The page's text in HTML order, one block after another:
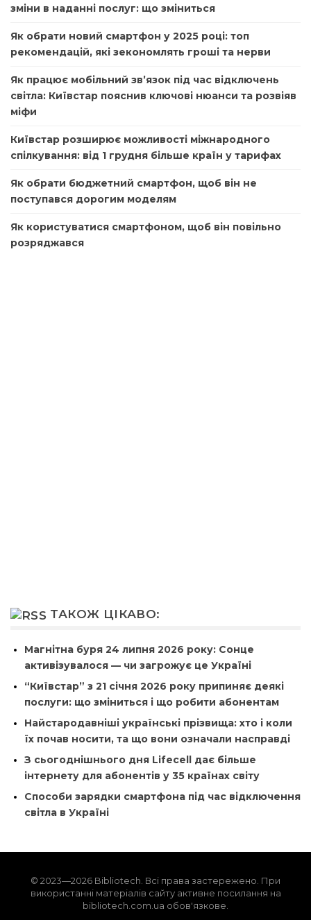
зміни в наданні послуг: що зміниться
Як обрати новий смартфон у 2025 році: топ
рекомендацій, які зекономлять гроші та нерви
Як працює мобільний зв’язок під час відключень
світла: Київстар пояснив ключові нюанси та розвіяв
міфи
Київстар розширює можливості міжнародного
спілкування: від 1 грудня більше країн у тарифах
Як обрати бюджетний смартфон, щоб він не
поступався дорогим моделям
Як користуватися смартфоном, щоб він повільно
розряджався
ТАКОЖ ЦІКАВО:
Магнітна буря 24 липня 2026 року: Сонце
активізувалося — чи загрожує це Україні
“Київстар” з 21 січня 2026 року припиняє деякі
послуги: що зміниться і що робити абонентам
Найстародавніші українські прізвища: хто і коли
їх почав носити, та що вони означали насправді
З сьогоднішнього дня Lifecell дає більше
інтернету для абонентів у 35 країнах світу
Способи зарядки смартфона під час відключення
світла в Україні
© 2023—2026 Bibliotech. Всі права застережено. При
використанні матеріалів сайту активне посилання на
bibliotech.com.ua обов'язкове.